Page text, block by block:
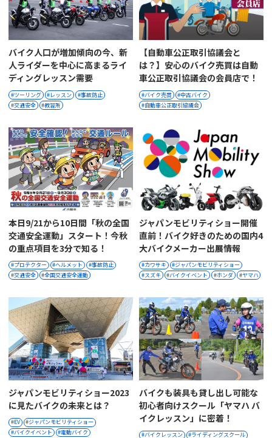
バイク人口が増加傾向の今、新
人ライダーを中心に高まるライ
ディングレッスン需要
ツーリング レッスン
事故防止
交通安全
教習所
【自動車公正取引協議会と
は？】安心のバイク売買は自動
車公正取引協議会の会員店で！
バイク売買
中古バイク
自動車公正取引協議会
本日9/21から10日間「秋の全国
交通安全運動」スタート！今秋
の重点項目を3分で知る！
プロテクター ヘルメット
事故防止
交通安全
全国交通安全運動
ジャパンモビリティショー開催
直前！バイク好きのための国内4
大バイクメーカー出展情報
カワサキ
ジャパンモビリティショー
スズキ
バイクイベント ホンダ ヤマハ
ジャパンモビリティショー2023
に見たバイクの未来とは？
EV
ジャパンモビリティショー
バイクイベント
電動バイク
バイクも装具も貸し出し可能な
初心者向けスクール「ヤマハ バ
イクレッスン」に密着！
バイクレッスン
ライディングスクール